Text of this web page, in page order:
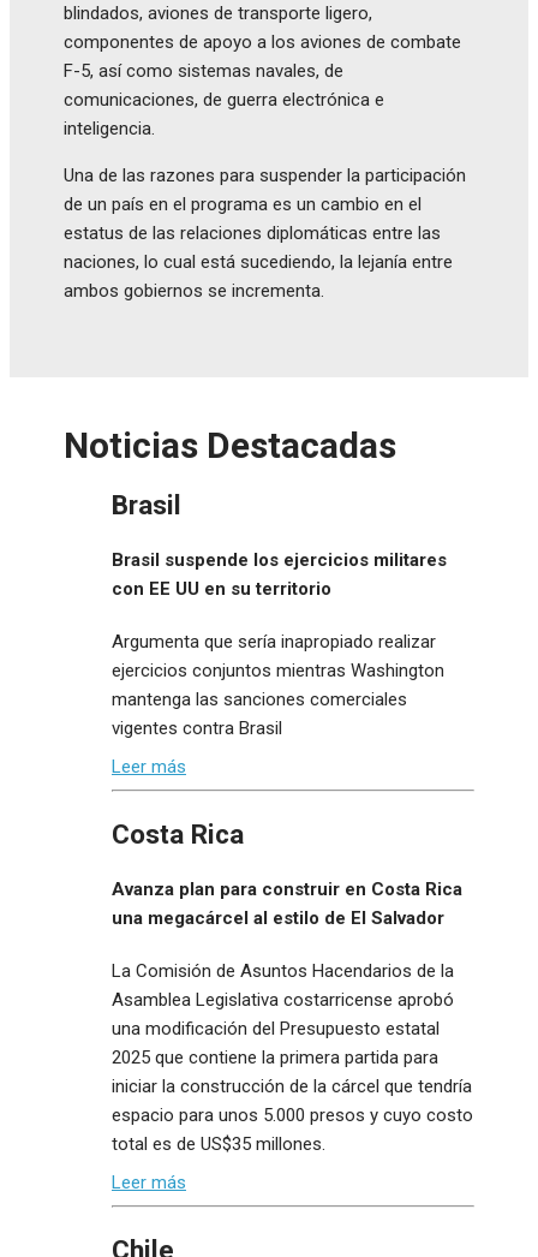
blindados, aviones de transporte ligero,
componentes de apoyo a los aviones de combate
F-5, así como sistemas navales, de
comunicaciones, de guerra electrónica e
inteligencia.
Una de las razones para suspender la participación
de un país en el programa es un cambio en el
estatus de las relaciones diplomáticas entre las
naciones, lo cual está sucediendo, la lejanía entre
ambos gobiernos se incrementa.
Noticias Destacadas
Brasil
Brasil suspende los ejercicios militares
con EE UU en su territorio
Argumenta que sería inapropiado realizar
ejercicios conjuntos mientras Washington
mantenga las sanciones comerciales
vigentes contra Brasil
Leer más
Costa Rica
Avanza plan para construir en Costa Rica
una megacárcel al estilo de El Salvador
La Comisión de Asuntos Hacendarios de la
Asamblea Legislativa costarricense aprobó
una modificación del Presupuesto estatal
2025 que contiene la primera partida para
iniciar la construcción de la cárcel que tendría
espacio para unos 5.000 presos y cuyo costo
total es de US$35 millones.
Leer más
Chile